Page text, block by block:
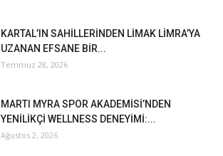
KARTAL’IN SAHİLLERİNDEN LİMAK LİMRA’YA
UZANAN EFSANE BİR...
Temmuz 28, 2026
MARTI MYRA SPOR AKADEMİSİ’NDEN
YENİLİKÇİ WELLNESS DENEYİMİ:...
Ağustos 2, 2026